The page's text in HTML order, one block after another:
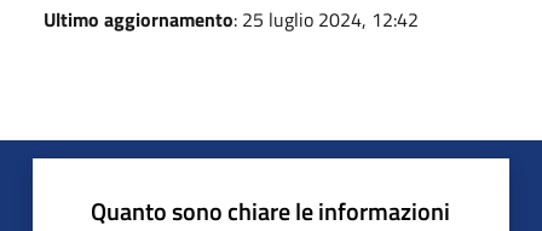
Ultimo aggiornamento: 25 luglio 2024, 12:42
Quanto sono chiare le informazioni